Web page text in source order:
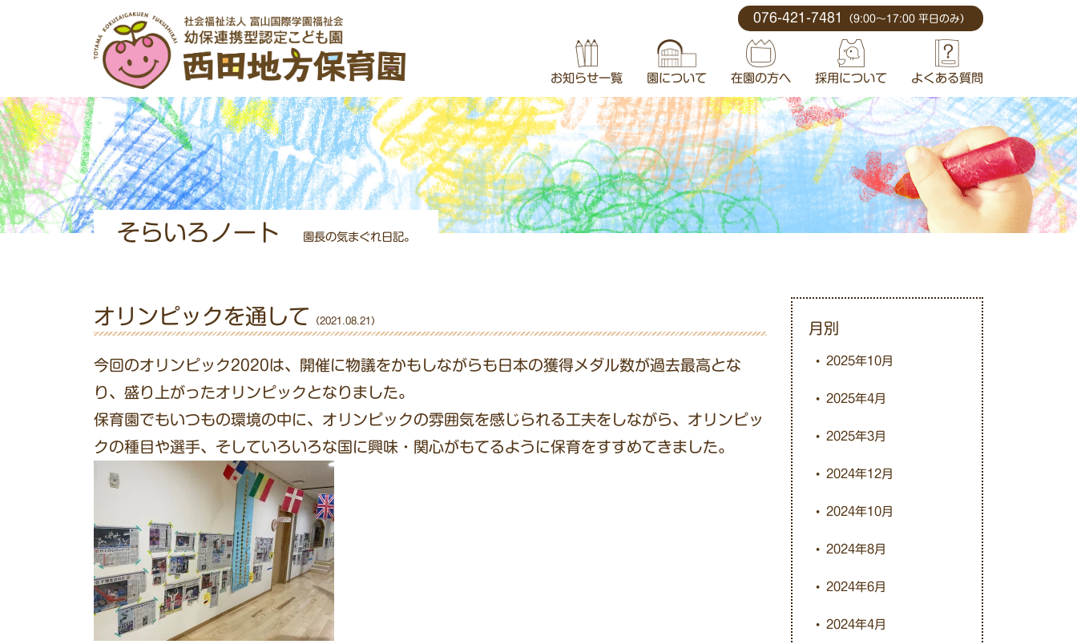
076-421-7481 （9:00〜17:00 平日のみ）
お知らせ一覧 園について
概況
教育・保育目標
園の1日・年間行事
利用料金
一時保育について
親子サークルについて
子育てサロン
在園の方へ 採用について よくある質問
そらいろノート 園長の気まぐれ日記。
オリンピックを通して （2021.08.21）
今回のオリンピック2020は、開催に物議をかもしながらも日本の獲得メダル数が過去最高とな
り、盛り上がったオリンピックとなりました。
保育園でもいつもの環境の中に、オリンピックの雰囲気を感じられる工夫をしながら、オリンピッ
クの種目や選手、そしていろいろな国に興味・関心がもてるように保育をすすめてきました。
月別
2025年10月
2025年4月
2025年3月
2024年12月
2024年10月
2024年8月
2024年6月
2024年4月